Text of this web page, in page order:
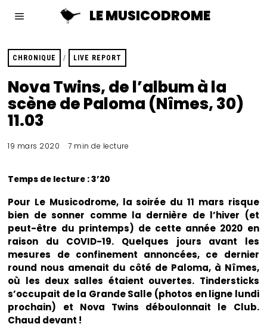
LE MUSICODROME
CHRONIQUE / LIVE REPORT
Nova Twins, de l’album à la
scène de Paloma (Nîmes, 30)
11.03
19 mars 2020 7 min de lecture
Temps de lecture : 3’20
Pour Le Musicodrome, la soirée du 11 mars risque
bien de sonner comme la dernière de l’hiver (et
peut-être du printemps) de cette année 2020 en
raison du COVID-19. Quelques jours avant les
mesures de confinement annoncées, ce dernier
round nous amenait du côté de Paloma, à Nîmes,
où les deux salles étaient ouvertes. Tindersticks
s’occupait de la Grande Salle (photos en ligne lundi
prochain) et Nova Twins déboulonnait le Club.
Chaud devant !